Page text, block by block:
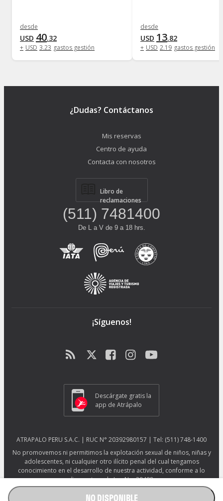
NO DISPONIBLE
desde
USD 40.32
+ USD 3.23 gastos gestión
desde
USD 13.82
+ USD 2.19 gastos gestión
¿Dudas? Contáctanos
Mis reservas
Centro de ayuda
Contacta con nosotros
Libro de
reclamaciones
(511) 7481400
De L a V de 9 a 18 hrs.
¡Síguenos!
Descárgate gratis la
app de Atrápalo
ATRAPALO PERU S.A.C. | RUC N° 20392980157 | Tel: (511) 748-1400
No promovemos ni permitimos la explotación sexual de niños, niñas y
adolescentes, ni cualquier otro ilícito penal del cual tengamos
conocimiento en el desarrollo de nuestra actividad, conforme a lo
dispuesto en la Ley No. 29408.
Más información sobre protección ESNNA.Ver afiche ESNNA.